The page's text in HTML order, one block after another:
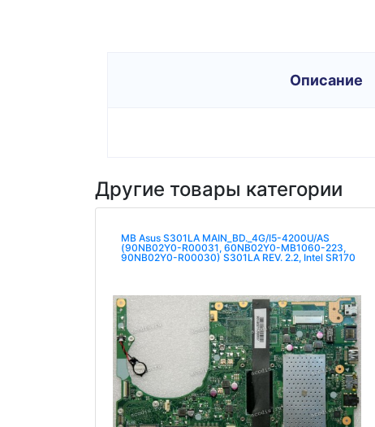
Описание
Другие товары категории
MB Asus S301LA MAIN_BD._4G/I5-4200U/AS
(90NB02Y0-R00031, 60NB02Y0-MB1060-223,
90NB02Y0-R00030) S301LA REV. 2.2, Intel SR170